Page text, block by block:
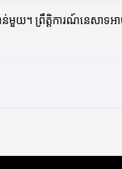
ន់មួយ។ ព្រឹត្តិការណ៍នេសា